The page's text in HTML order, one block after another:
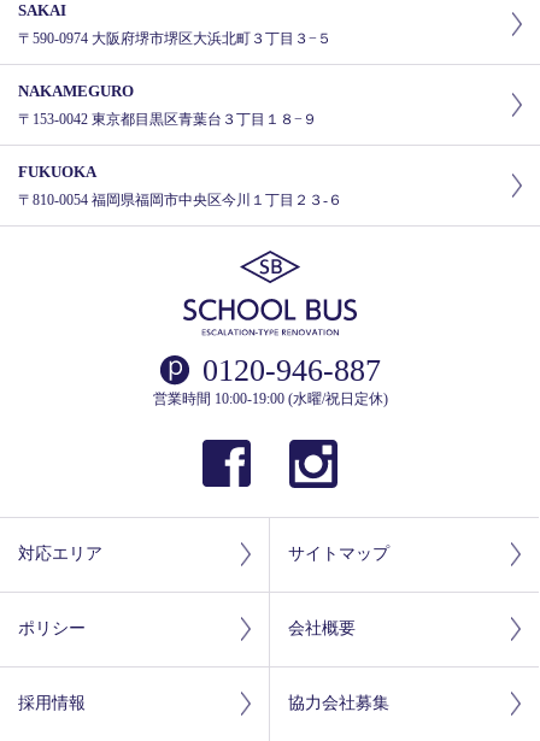
SAKAI
〒590-0974 大阪府堺市堺区大浜北町３丁目３−５
NAKAMEGURO
〒153-0042 東京都目黒区青葉台３丁目１８−９
FUKUOKA
〒810-0054 福岡県福岡市中央区今川１丁目２３-６
0120-946-887
営業時間 10:00-19:00 (水曜/祝日定休)
対応エリア サイトマップ
ポリシー 会社概要
採用情報 協力会社募集